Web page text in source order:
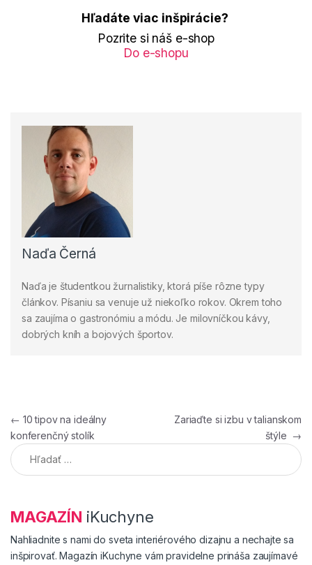
Hľadáte viac inšpirácie?
Pozrite si náš e-shop
Do e-shopu
Naďa Černá
Naďa je študentkou žurnalistiky, ktorá píše rôzne typy
článkov. Písaniu sa venuje už niekoľko rokov. Okrem toho
sa zaujíma o gastronómiu a módu. Je milovníčkou kávy,
dobrých kníh a bojových športov.
Navigácia v článku
← 10 tipov na ideálny
konferenčný stolík
Zariaďte si izbu v talianskom
štýle →
Hľadať:
MAGAZÍN iKuchyne
Nahliadnite s nami do sveta interiérového dizajnu a nechajte sa
inšpirovať. Magazín iKuchyne vám pravidelne prináša zaujímavé